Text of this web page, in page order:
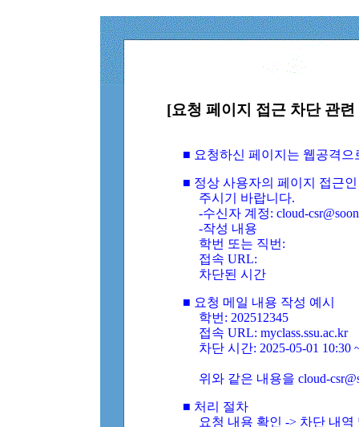
[요청 페이지 접근 차단 관
■ 요청하신 페이지는 웹공격
■ 정상 사용자의 페이지 접근
주시기 바랍니다.
-수신자 계정: cloud-
-작성 내용
학번 또는 직번:
접속 URL:
차단된 시간
■ 요청 메일 내용 작성 예시
학번: 202512345
접속 URL: myclass.ssu.ac.kr
차단 시간: 2025-05-01 10:30
위와 같은 내용을 cloud-
■ 처리 절차
요청 내용 확인 -> 차단 내